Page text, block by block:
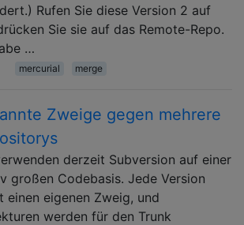
Rufen Sie diese Version 2 auf
Sie sie auf das Remote-Repo.
…
mercurial merge
Zweige gegen mehrere
derzeit Subversion auf einer
großen Codebasis. Jede Version
einen eigenen Zweig, und
werden für den Trunk